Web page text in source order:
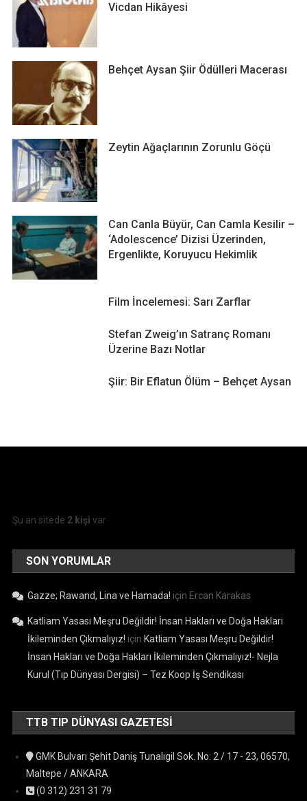
Vicdan Hikâyesi
Behçet Aysan Şiir Ödülleri Macerası
Zeytin Ağaçlarının Zorunlu Göçü
Can Canla Büyür, Can Camla Kesilir –
‘Adolescence’ Dizisi Üzerinden,
Ergenlikte, Koruyucu Hekimlik
Film İncelemesi: Sarı Zarflar
Stefan Zweig’ın Satranç Romanı
Üzerine Bazı Notlar
Şiir: Bir Eflatun Ölüm – Behçet Aysan
Şu an sitede 2 kişi var
SON YORUMLAR
Gazze; Rawand, Lina ve Hamada! için Ercan Karakas
Katliam Yasası Meşru Değildir! İnsan Hakları ve Doğa Hakları
İkileminden Çıkmalıyız! için Katliam Yasası Meşru Değildir!
İnsan Hakları ve Doğa Hakları İkileminden Çıkmalıyız!- Nejla
Kurul (Tıp Dünyası Dergisi) – Tez Koop İş Sendikası
TTB TIP DÜNYASI GAZETESI
GMK Bulvarı Şehit Daniş Tunalıgil Sok. No: 2 / 17 - 23, 06570,
Maltepe / ANKARA
(0 312) 231 31 79